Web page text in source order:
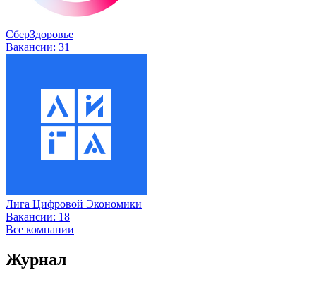
СберЗдоровье
Вакансии: 31
Лига Цифровой Экономики
Вакансии: 18
Все компании
Журнал